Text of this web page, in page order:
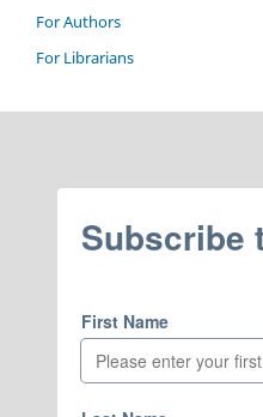
For Authors
For Librarians